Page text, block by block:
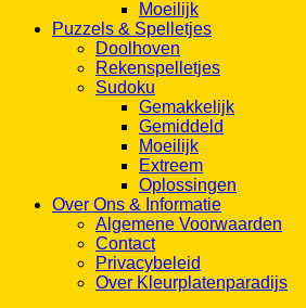
Moeilijk
Puzzels & Spelletjes
Doolhoven
Rekenspelletjes
Sudoku
Gemakkelijk
Gemiddeld
Moeilijk
Extreem
Oplossingen
Over Ons & Informatie
Algemene Voorwaarden
Contact
Privacybeleid
Over Kleurplatenparadijs